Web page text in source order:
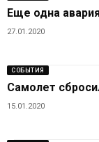
Еще одна
27.01.2020
СОБЫТИЯ
Самолет
15.01.2020